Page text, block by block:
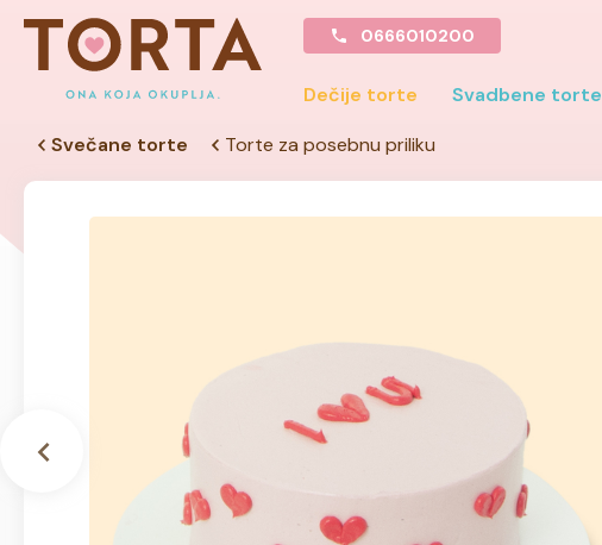
0666010200
Dečije torte Svadbene torte
Svečane torte
Torte za posebnu priliku